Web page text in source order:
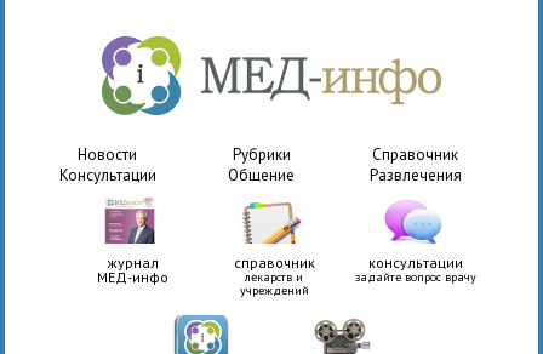
Новости Рубрики
Справочник
Консультации
Общение Развлечения
журнал
МЕД-инфо
справочник
лекарств и
учреждений
консультации
задайте вопрос врачу